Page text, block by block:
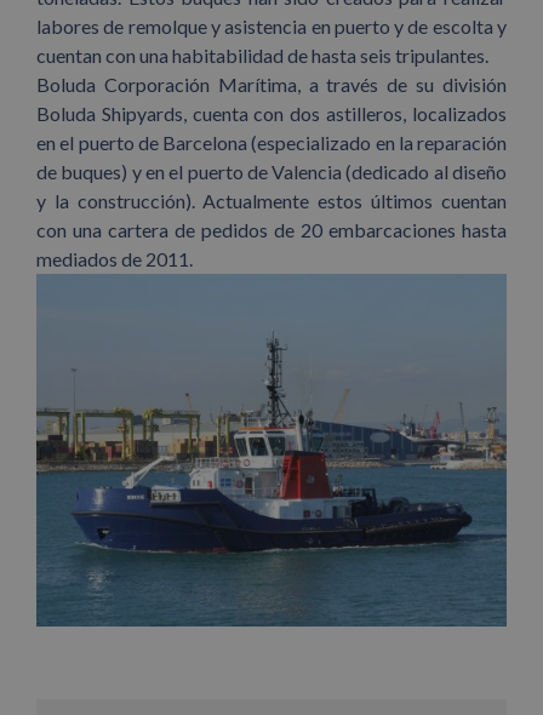
labores de remolque y asistencia en puerto y de escolta y
cuentan con una habitabilidad de hasta seis tripulantes.
Boluda Corporación Marítima, a través de su división
Boluda Shipyards, cuenta con dos astilleros, localizados
en el puerto de Barcelona (especializado en la reparación
de buques) y en el puerto de Valencia (dedicado al diseño
y la construcción). Actualmente estos últimos cuentan
con una cartera de pedidos de 20 embarcaciones hasta
mediados de 2011.